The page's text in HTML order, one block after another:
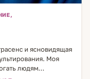
и ясновидящая
Моя
людям